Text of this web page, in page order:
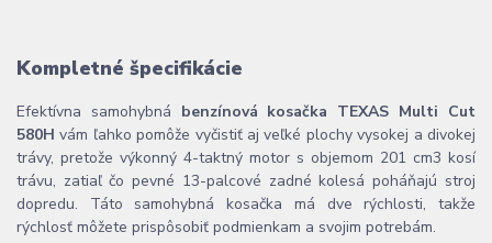
Kompletné špecifikácie
Efektívna samohybná benzínová kosačka TEXAS Multi Cut
580H vám ľahko pomôže vyčistiť aj veľké plochy vysokej a divokej
trávy, pretože výkonný 4-taktný motor s objemom 201 cm3 kosí
trávu, zatiaľ čo pevné 13-palcové zadné kolesá poháňajú stroj
dopredu. Táto samohybná kosačka má dve rýchlosti, takže
rýchlosť môžete prispôsobiť podmienkam a svojim potrebám.